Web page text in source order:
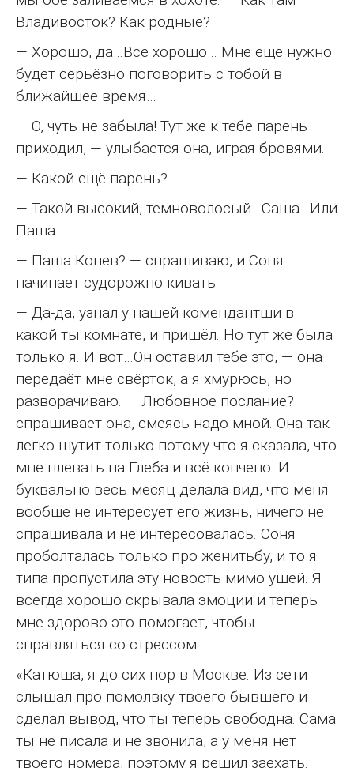
Владивосток? Как родные?
— Хорошо, да…Всё хорошо… Мне ещё нужно
будет серьёзно поговорить с тобой в
ближайшее время…
— О, чуть не забыла! Тут же к тебе парень
приходил, — улыбается она, играя бровями.
— Какой ещё парень?
— Такой высокий, темноволосый…Саша…Или
Паша…
— Паша Конев? — спрашиваю, и Соня
начинает судорожно кивать.
— Да-да, узнал у нашей комендантши в
какой ты комнате, и пришёл. Но тут же была
только я. И вот…Он оставил тебе это, — она
передаёт мне свёрток, а я хмурюсь, но
разворачиваю. — Любовное послание? —
спрашивает она, смеясь надо мной. Она так
легко шутит только потому что я сказала, что
мне плевать на Глеба и всё кончено. И
буквально весь месяц делала вид, что меня
вообще не интересует его жизнь, ничего не
спрашивала и не интересовалась. Соня
проболталась только про женитьбу, и то я
типа пропустила эту новость мимо ушей. Я
всегда хорошо скрывала эмоции и теперь
мне здорово это помогает, чтобы
справляться со стрессом.
«Катюша, я до сих пор в Москве. Из сети
слышал про помолвку твоего бывшего и
сделал вывод, что ты теперь свободна. Сама
ты не писала и не звонила, а у меня нет
твоего номера, поэтому я решил заехать.